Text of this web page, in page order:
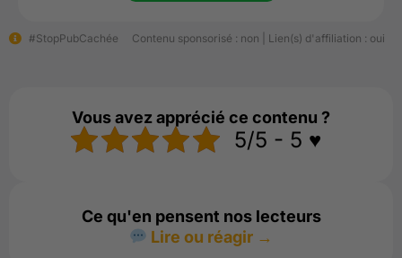
#StopPubCachée Contenu sponsorisé : non | Lien(s) d'affiliation : oui
Vous avez apprécié ce contenu ?
5/5 - 5 ♥️
Ce qu'en pensent nos lecteurs
Lire ou réagir →